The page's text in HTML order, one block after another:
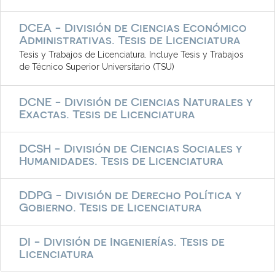
DCEA - División de Ciencias Económico
Administrativas. Tesis de Licenciatura
Tesis y Trabajos de Licenciatura. Incluye Tesis y Trabajos
de Técnico Superior Universitario (TSU)
DCNE - División de Ciencias Naturales y
Exactas. Tesis de Licenciatura
DCSH - División de Ciencias Sociales y
Humanidades. Tesis de Licenciatura
DDPG - División de Derecho Política y
Gobierno. Tesis de Licenciatura
DI - División de Ingenierías. Tesis de
Licenciatura